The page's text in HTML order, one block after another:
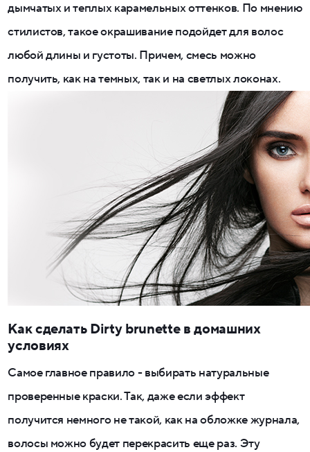
дымчатых и теплых карамельных оттенков. По мнению
стилистов, такое окрашивание подойдет для волос
любой длины и густоты. Причем, смесь можно
получить, как на темных, так и на светлых локонах.
Как сделать Dirty brunette в домашних
условиях
Самое главное правило - выбирать натуральные
проверенные краски. Так, даже если эффект
получится немного не такой, как на обложке журнала,
волосы можно будет перекрасить еще раз. Эту